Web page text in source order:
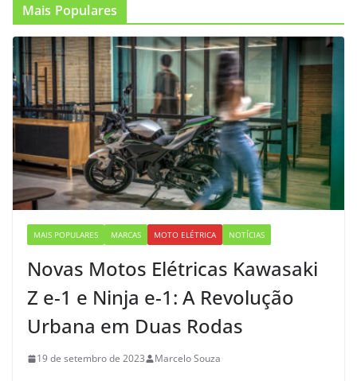
Mais Populares
MAIS POPULARES MARCAS MOTO ELÉTRICA NOTÍCIAS
Novas Motos Elétricas Kawasaki
Z e-1 e Ninja e-1: A Revolução
Urbana em Duas Rodas
19 de setembro de 2023 Marcelo Souza